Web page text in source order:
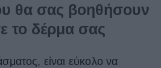
θα σας βοηθήσουν
το δέρμα σας
είναι εύκολο να